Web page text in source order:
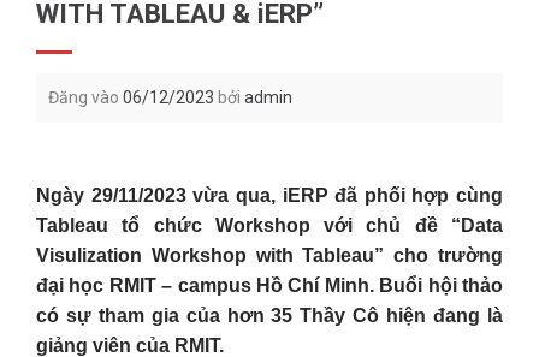
WITH TABLEAU & iERP”
Đăng vào 06/12/2023 bởi admin
Ngày 29/11/2023 vừa qua, iERP đã phối hợp cùng
Tableau tổ chức Workshop với chủ đề “Data
Visulization Workshop with Tableau” cho trường
đại học RMIT – campus Hồ Chí Minh. Buổi hội thảo
có sự tham gia của hơn 35 Thầy Cô hiện đang là
giảng viên của RMIT.